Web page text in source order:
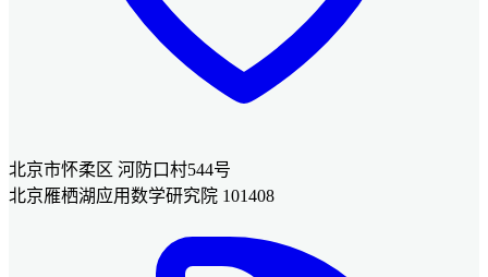
北京市怀柔区 河防口村544号
北京雁栖湖应用数学研究院 101408